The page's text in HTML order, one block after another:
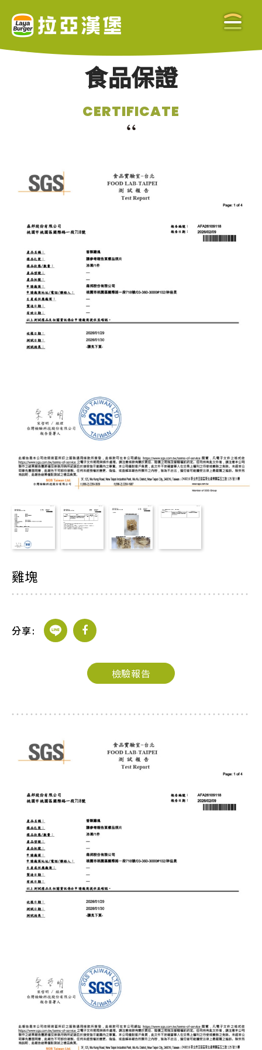
ABOUT US
MENU
NEWS
食品保證
CERTIFICATE
加盟夥伴專區
FRANCHISE
索取加盟計畫
CONTACT US
加入拉亞
JOIN US
加盟專線：0800-268-998
食品保證
CERTIFICATE
雞塊
分享:
檢驗報告